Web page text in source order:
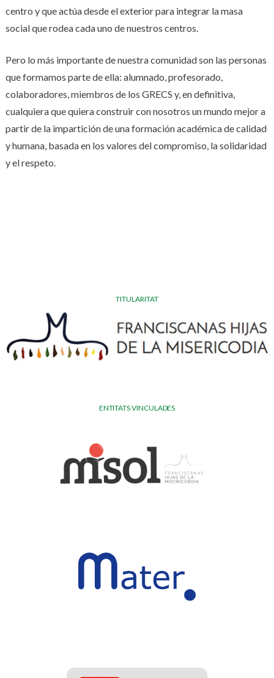
centro y que actúa desde el exterior para integrar la masa
social que rodea cada uno de nuestros centros.
Pero lo más importante de nuestra comunidad son las personas
que formamos parte de ella: alumnado, profesorado,
colaboradores, miembros de los GRECS y, en definitiva,
cualquiera que quiera construir con nosotros un mundo mejor a
partir de la impartición de una formación académica de calidad
y humana, basada en los valores del compromiso, la solidaridad
y el respeto.
TITULARITAT
ENTITATS VINCULADES